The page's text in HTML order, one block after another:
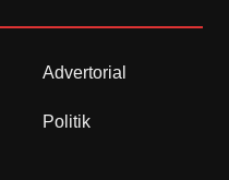
Advertorial
Politik